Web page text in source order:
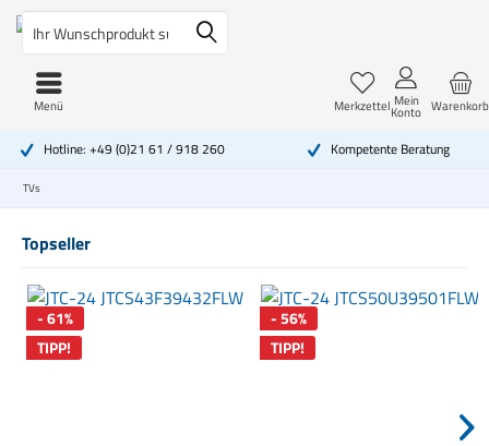
Hotline: +49 (0)21 61 / 918 260 Kompetente Beratung
Warenkorb
Merkzettel Mein
Konto
Menü
TVs
Topseller
- 61%
TIPP!
- 56%
TIPP!